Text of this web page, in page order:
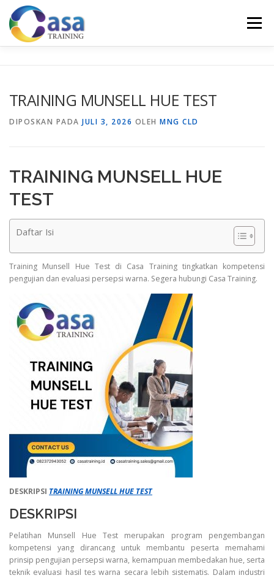
Lompat
konten
Menu
TRAINING MUNSELL HUE TEST
DIPOSKAN PADA JULI 3, 2026 OLEH MNG CLD
TRAINING MUNSELL HUE
TEST
Daftar Isi
Training Munsell Hue Test di Casa Training tingkatkan kompetensi
pengujian dan evaluasi persepsi warna. Segera hubungi Casa Training.
DESKRIPSI TRAININGMUNSELL HUE TEST
DESKRIPSI
Pelatihan Munsell Hue Test merupakan program pengembangan
kompetensi yang dirancang untuk membantu peserta memahami
prinsip pengujian persepsi warna, kemampuan membedakan hue, serta
teknik evaluasi hasil tes warna secara lebih sistematis. Dalam industri